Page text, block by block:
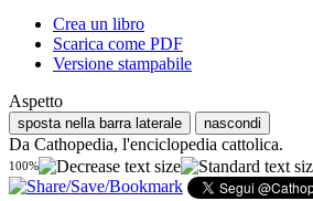
Crea un libro
Scarica come PDF
Versione stampabile
Aspetto
sposta nella barra laterale nascondi
Da Cathopedia, l'enciclopedia cattolica.
100%